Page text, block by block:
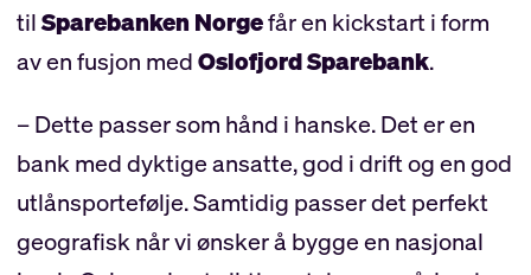
tilSparebanken Norgefår en kickstart i form
av en fusjon medOslofjord Sparebank.
– Dette passer som hånd i hanske. Det er en
bank med dyktige ansatte, god i drift og en god
utlånsportefølje. Samtidig passer det perfekt
geografisk når vi ønsker å bygge en nasjonal